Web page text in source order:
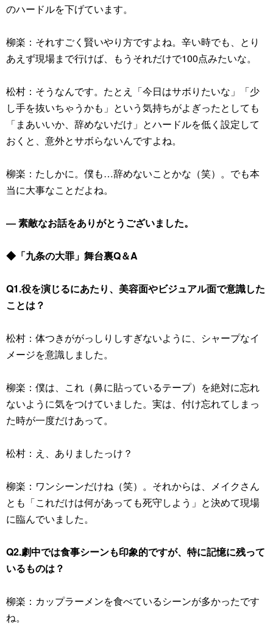
のハードルを下げています。
柳楽：それすごく賢いやり方ですよね。辛い時でも、とり
あえず現場まで行けば、もうそれだけで100点みたいな。
松村：そうなんです。たとえ「今日はサボりたいな」「少
し手を抜いちゃうかも」という気持ちがよぎったとしても
「まあいいか、辞めないだけ」とハードルを低く設定して
おくと、意外とサボらないんですよね。
柳楽：たしかに。僕も…辞めないことかな（笑）。でも本
当に大事なことだよね。
― 素敵なお話をありがとうございました。
◆「九条の大罪」舞台裏Q＆A
Q1.役を演じるにあたり、美容面やビジュアル面で意識した
ことは？
松村：体つきががっしりしすぎないように、シャープなイ
メージを意識しました。
柳楽：僕は、これ（鼻に貼っているテープ）を絶対に忘れ
ないように気をつけていました。実は、付け忘れてしまっ
た時が一度だけあって。
松村：え、ありましたっけ？
柳楽：ワンシーンだけね（笑）。それからは、メイクさん
とも「これだけは何があっても死守しよう」と決めて現場
に臨んでいました。
Q2.劇中では食事シーンも印象的ですが、特に記憶に残って
いるものは？
柳楽：カップラーメンを食べているシーンが多かったです
ね。